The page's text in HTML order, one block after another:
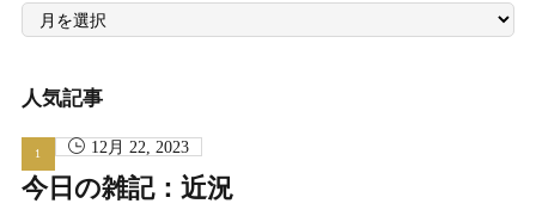
月
ア
イ
ブ
人気記事
12月 22, 2023
今日の雑記：近況